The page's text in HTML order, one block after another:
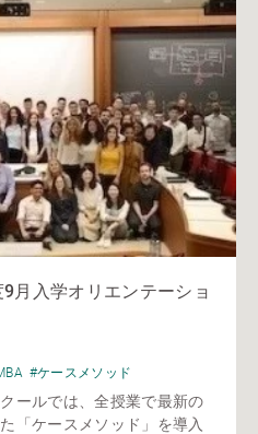
月入学オリエンテーショ
#ケースメソッド
ールでは、全授業で最新の
「ケースメソッド」を導入